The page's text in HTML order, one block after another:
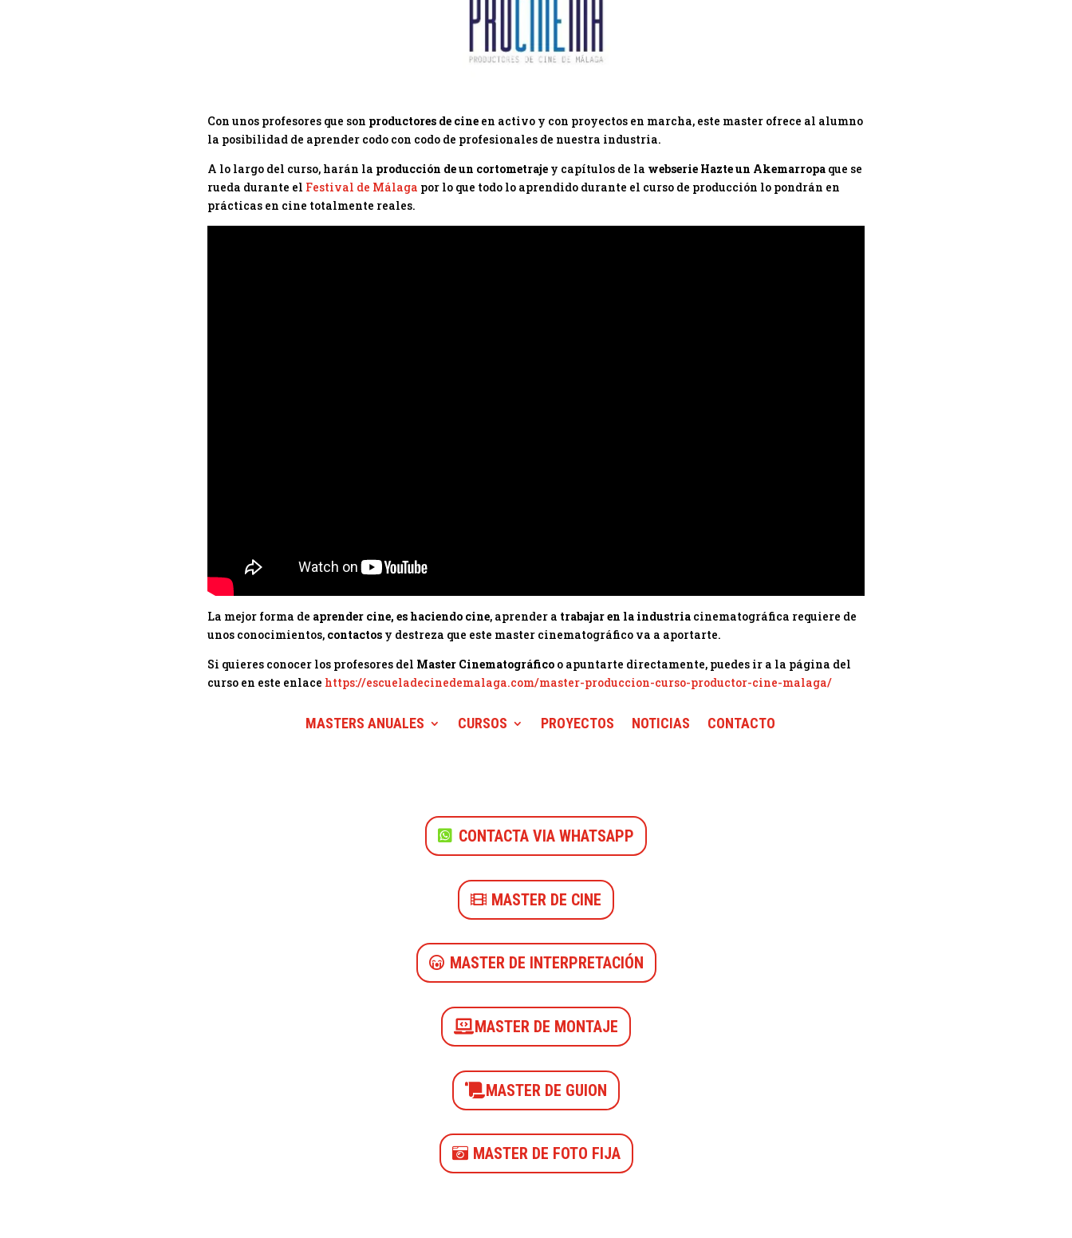
Con unos profesores que son productores de cine en activo y con proyectos en marcha, este master ofrece al alumno
la posibilidad de aprender codo con codo de profesionales de nuestra industria.
A lo largo del curso, harán la producción de un cortometraje y capítulos de la webserie Hazte un Akemarropa que se
rueda durante el Festival de Málaga por lo que todo lo aprendido durante el curso de producción lo pondrán en
prácticas en cine totalmente reales.
La mejor forma de aprender cine, es haciendo cine, aprender a trabajar en la industria cinematográfica requiere de
unos conocimientos, contactos y destreza que este master cinematográfico va a aportarte.
Si quieres conocer los profesores del Master Cinematográfico o apuntarte directamente, puedes ir a la página del
curso en este enlace https://escueladecinedemalaga.com/master-produccion-curso-productor-cine-malaga/
MASTERS ANUALES CURSOS PROYECTOS NOTICIAS CONTACTO
CONTACTA VIA WHATSAPP
MASTER DE CINE
MASTER DE INTERPRETACIÓN
MASTER DE MONTAJE
MASTER DE GUION
MASTER DE FOTO FIJA